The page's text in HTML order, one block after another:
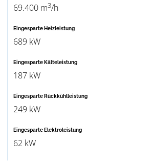
69.400 m3/h
Eingesparte Heizleistung
689 kW
Eingesparte Kälteleistung
187 kW
Eingesparte Rückkühlleistung
249 kW
Eingesparte Elektroleistung
62 kW